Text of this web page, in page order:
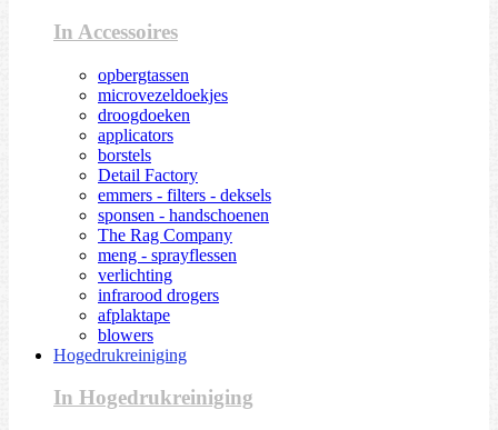
In Accessoires
opbergtassen
microvezeldoekjes
droogdoeken
applicators
borstels
Detail Factory
emmers - filters - deksels
sponsen - handschoenen
The Rag Company
meng - sprayflessen
verlichting
infrarood drogers
afplaktape
blowers
Hogedrukreiniging
In Hogedrukreiniging